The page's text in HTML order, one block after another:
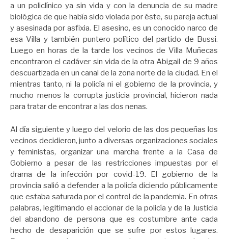
a un policlínico ya sin vida y con la denuncia de su madre
biológica de que había sido violada por éste, su pareja actual
y asesinada por asfixia. El asesino, es un conocido narco de
esa Villa y también puntero político del partido de Bussi.
Luego en horas de la tarde los vecinos de Villa Muñecas
encontraron el cadáver sin vida de la otra Abigail de 9 años
descuartizada en un canal de la zona norte de la ciudad. En el
mientras tanto, ni la policía ni el gobierno de la provincia, y
mucho menos la corrupta justicia provincial, hicieron nada
para tratar de encontrar a las dos nenas.
Al día siguiente y luego del velorio de las dos pequeñas los
vecinos decidieron, junto a diversas organizaciones sociales
y feministas, organizar una marcha frente a la Casa de
Gobierno a pesar de las restricciones impuestas por el
drama de la infección por covid-19. El gobierno de la
provincia salió a defender a la policía diciendo públicamente
que estaba saturada por el control de la pandemia. En otras
palabras, legitimando el accionar de la policía y de la Justicia
del abandono de persona que es costumbre ante cada
hecho de desaparición que se sufre por estos lugares.